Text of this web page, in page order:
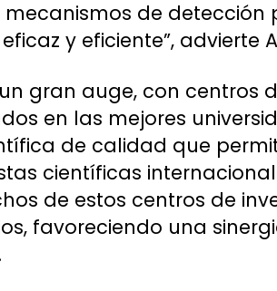
de detección
y eficiente”, advierte
gran auge, con centros
en las mejores
de calidad que
científicas
de estos centros de
favoreciendo una